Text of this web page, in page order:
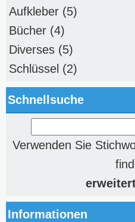
Aufkleber (5)
Bücher (4)
Diverses (5)
Schlüssel (2)
Schnellsuche
Verwenden Sie
Informationen